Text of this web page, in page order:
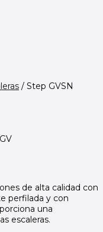
/ Step GVSN
de alta calidad con
perfilada y con
una
escaleras.